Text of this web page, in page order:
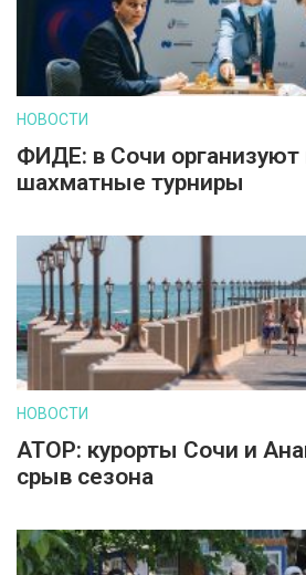
НОВОСТИ
ФИДЕ: в Сочи организуют
шахматные турниры
НОВОСТИ
АТОР: курорты Сочи и
срыв сезона